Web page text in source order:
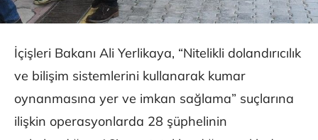
İçişleri Bakanı Ali Yerlikaya, “Nitelikli dolandırıcılık
ve bilişim sistemlerini kullanarak kumar
oynanmasına yer ve imkan sağlama” suçlarına
ilişkin operasyonlarda 28 şüphelinin